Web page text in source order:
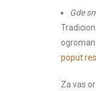
Gde
poput
Za vas